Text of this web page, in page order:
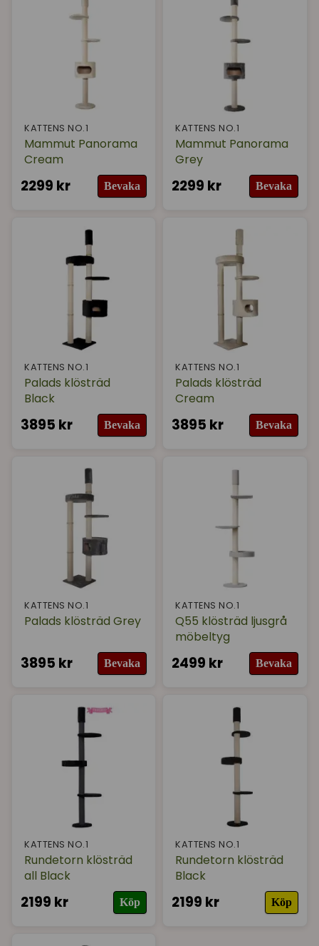
KATTENS NO.1
Mammut Panorama
Cream
2299 kr Bevaka
KATTENS NO.1
Mammut Panorama
Grey
2299 kr Bevaka
KATTENS NO.1
Palads klösträd
Black
3895 kr Bevaka
KATTENS NO.1
Palads klösträd
Cream
3895 kr Bevaka
KATTENS NO.1
Palads klösträd Grey
3895 kr Bevaka
KATTENS NO.1
Q55 klösträd ljusgrå
möbeltyg
2499 kr Bevaka
KATTENS NO.1
Rundetorn klösträd
all Black
2199 kr Köp
KATTENS NO.1
Rundetorn klösträd
Black
2199 kr Köp